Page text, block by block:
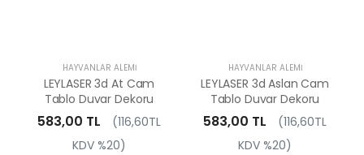
HAYVANLAR ALEMI
LEYLASER 3d At Cam
Tablo Duvar Dekoru
583,00 TL
(116,60TL
KDV %20)
HAYVANLAR ALEMI
LEYLASER 3d Aslan Cam
Tablo Duvar Dekoru
583,00 TL
(116,60TL
KDV %20)